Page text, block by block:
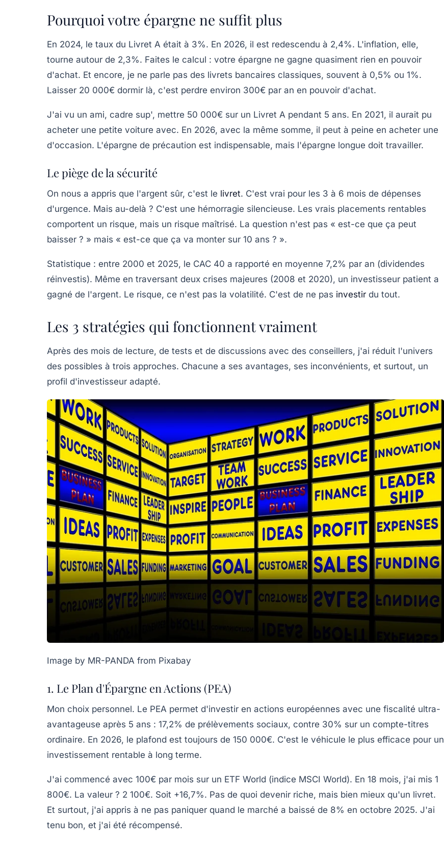
Pourquoi votre épargne ne suffit plus
En 2024, le taux du Livret A était à 3%. En 2026, il est redescendu à 2,4%. L'inflation, elle,
tourne autour de 2,3%. Faites le calcul : votre épargne ne gagne quasiment rien en pouvoir
d'achat. Et encore, je ne parle pas des livrets bancaires classiques, souvent à 0,5% ou 1%.
Laisser 20 000€ dormir là, c'est perdre environ 300€ par an en pouvoir d'achat.
J'ai vu un ami, cadre sup', mettre 50 000€ sur un Livret A pendant 5 ans. En 2021, il aurait pu
acheter une petite voiture avec. En 2026, avec la même somme, il peut à peine en acheter une
d'occasion. L'épargne de précaution est indispensable, mais l'épargne longue doit travailler.
Le piège de la sécurité
On nous a appris que l'argent sûr, c'est le livret. C'est vrai pour les 3 à 6 mois de dépenses
d'urgence. Mais au-delà ? C'est une hémorragie silencieuse. Les vrais placements rentables
comportent un risque, mais un risque maîtrisé. La question n'est pas « est-ce que ça peut
baisser ? » mais « est-ce que ça va monter sur 10 ans ? ».
Statistique : entre 2000 et 2025, le CAC 40 a rapporté en moyenne 7,2% par an (dividendes
réinvestis). Même en traversant deux crises majeures (2008 et 2020), un investisseur patient a
gagné de l'argent. Le risque, ce n'est pas la volatilité. C'est de ne pas investir du tout.
Les 3 stratégies qui fonctionnent vraiment
Après des mois de lecture, de tests et de discussions avec des conseillers, j'ai réduit l'univers
des possibles à trois approches. Chacune a ses avantages, ses inconvénients, et surtout, un
profil d'investisseur adapté.
Image by MR-PANDA from Pixabay
1. Le Plan d'Épargne en Actions (PEA)
Mon choix personnel. Le PEA permet d'investir en actions européennes avec une fiscalité ultra-
avantageuse après 5 ans : 17,2% de prélèvements sociaux, contre 30% sur un compte-titres
ordinaire. En 2026, le plafond est toujours de 150 000€. C'est le véhicule le plus efficace pour un
investissement rentable à long terme.
J'ai commencé avec 100€ par mois sur un ETF World (indice MSCI World). En 18 mois, j'ai mis 1
800€. La valeur ? 2 100€. Soit +16,7%. Pas de quoi devenir riche, mais bien mieux qu'un livret.
Et surtout, j'ai appris à ne pas paniquer quand le marché a baissé de 8% en octobre 2025. J'ai
tenu bon, et j'ai été récompensé.